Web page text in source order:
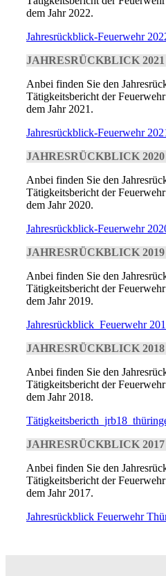
dem Jahr 2022.
Jahresrückblick-Feuerwehr
JAHRESRÜCKBLICK 2021
Anbei finden Sie den
Tätigkeitsbericht der
dem Jahr 2021.
Jahresrückblick-Feuerwehr
JAHRESRÜCKBLICK 2020
Anbei finden Sie den
Tätigkeitsbericht der
dem Jahr 2020.
Jahresrückblick-Feuerwehr
JAHRESRÜCKBLICK 2019
Anbei finden Sie den
Tätigkeitsbericht der
dem Jahr 2019.
Jahresrückblick_Feuerwehr
JAHRESRÜCKBLICK 2018
Anbei finden Sie den
Tätigkeitsbericht der
dem Jahr 2018.
JAHRESRÜCKBLICK 2017
Anbei finden Sie den
Tätigkeitsbericht der
dem Jahr 2017.
Jahresrückblick Feuerwehr